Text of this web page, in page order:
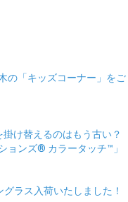
の「キッズコーナー」をご
掛け替えるのはもう古い？
ョンズ® カラータッチ™」
グラス入荷いたしました！